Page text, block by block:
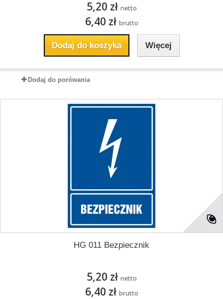
5,20 zł netto
6,40 zł brutto
Dodaj do koszyka Więcej
Dodaj do porówania
HG 011 Bezpiecznik
5,20 zł netto
6,40 zł brutto